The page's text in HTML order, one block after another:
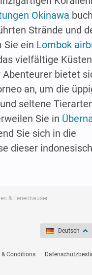
Okinawa
Strände und
Sie ein Lombok
vielfältige
Abenteurer bietet
an, um die
seltene
Sie in
Sie sich in die
dieser
& Ferienhäuser
Deutsch
& Conditions